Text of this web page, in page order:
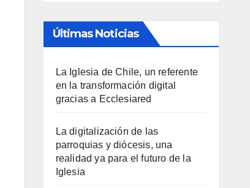
Últimas Noticias
La Iglesia de Chile, un referente
en la transformación digital
gracias a Ecclesiared
La digitalización de las
parroquias y diócesis, una
realidad ya para el futuro de la
Iglesia